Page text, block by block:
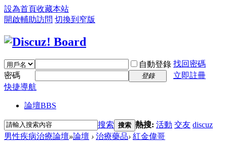
設為首頁收藏本站
開啟輔助訪問 切換到窄版
自動登錄 找回密碼
密碼
登錄
立即註冊
快捷導航
論壇BBS
搜索 搜索 熱搜: 活動 交友 discuz
男性疾病治療論壇»論壇 › 治療藥品› 紅金偉哥